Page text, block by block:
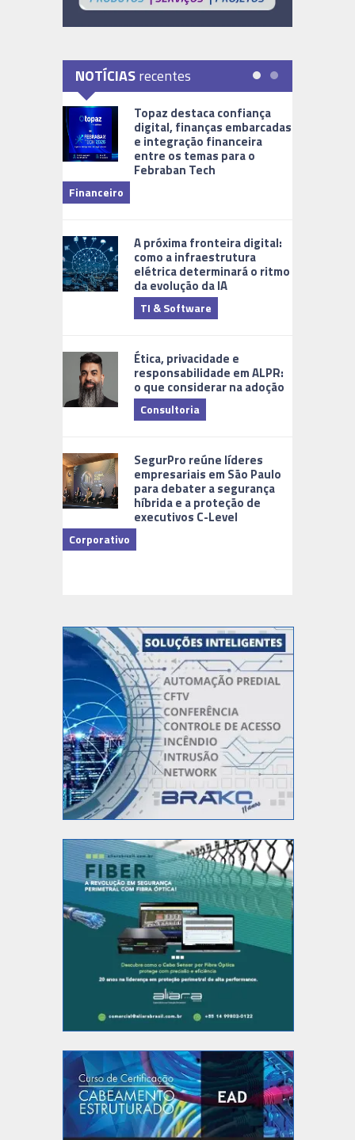
NOTÍCIASrecentes
Topaz destaca confiança
digital, finanças embarcadas
e integração financeira
entre os temas para o
Febraban Tech
Financeiro
A próxima fronteira digital:
como a infraestrutura
elétrica determinará o ritmo
da evolução da IA
TI & Software
Ética, privacidade e
responsabilidade em ALPR:
o que considerar na adoção
Consultoria
SegurPro reúne líderes
empresariais em São Paulo
para debater a segurança
híbrida e a proteção de
executivos C-Level
Corporativo